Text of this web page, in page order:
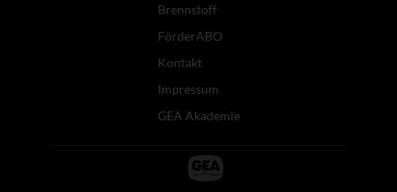
Brennstoff
FörderABO
Kontakt
Impressum
GEA Akademie